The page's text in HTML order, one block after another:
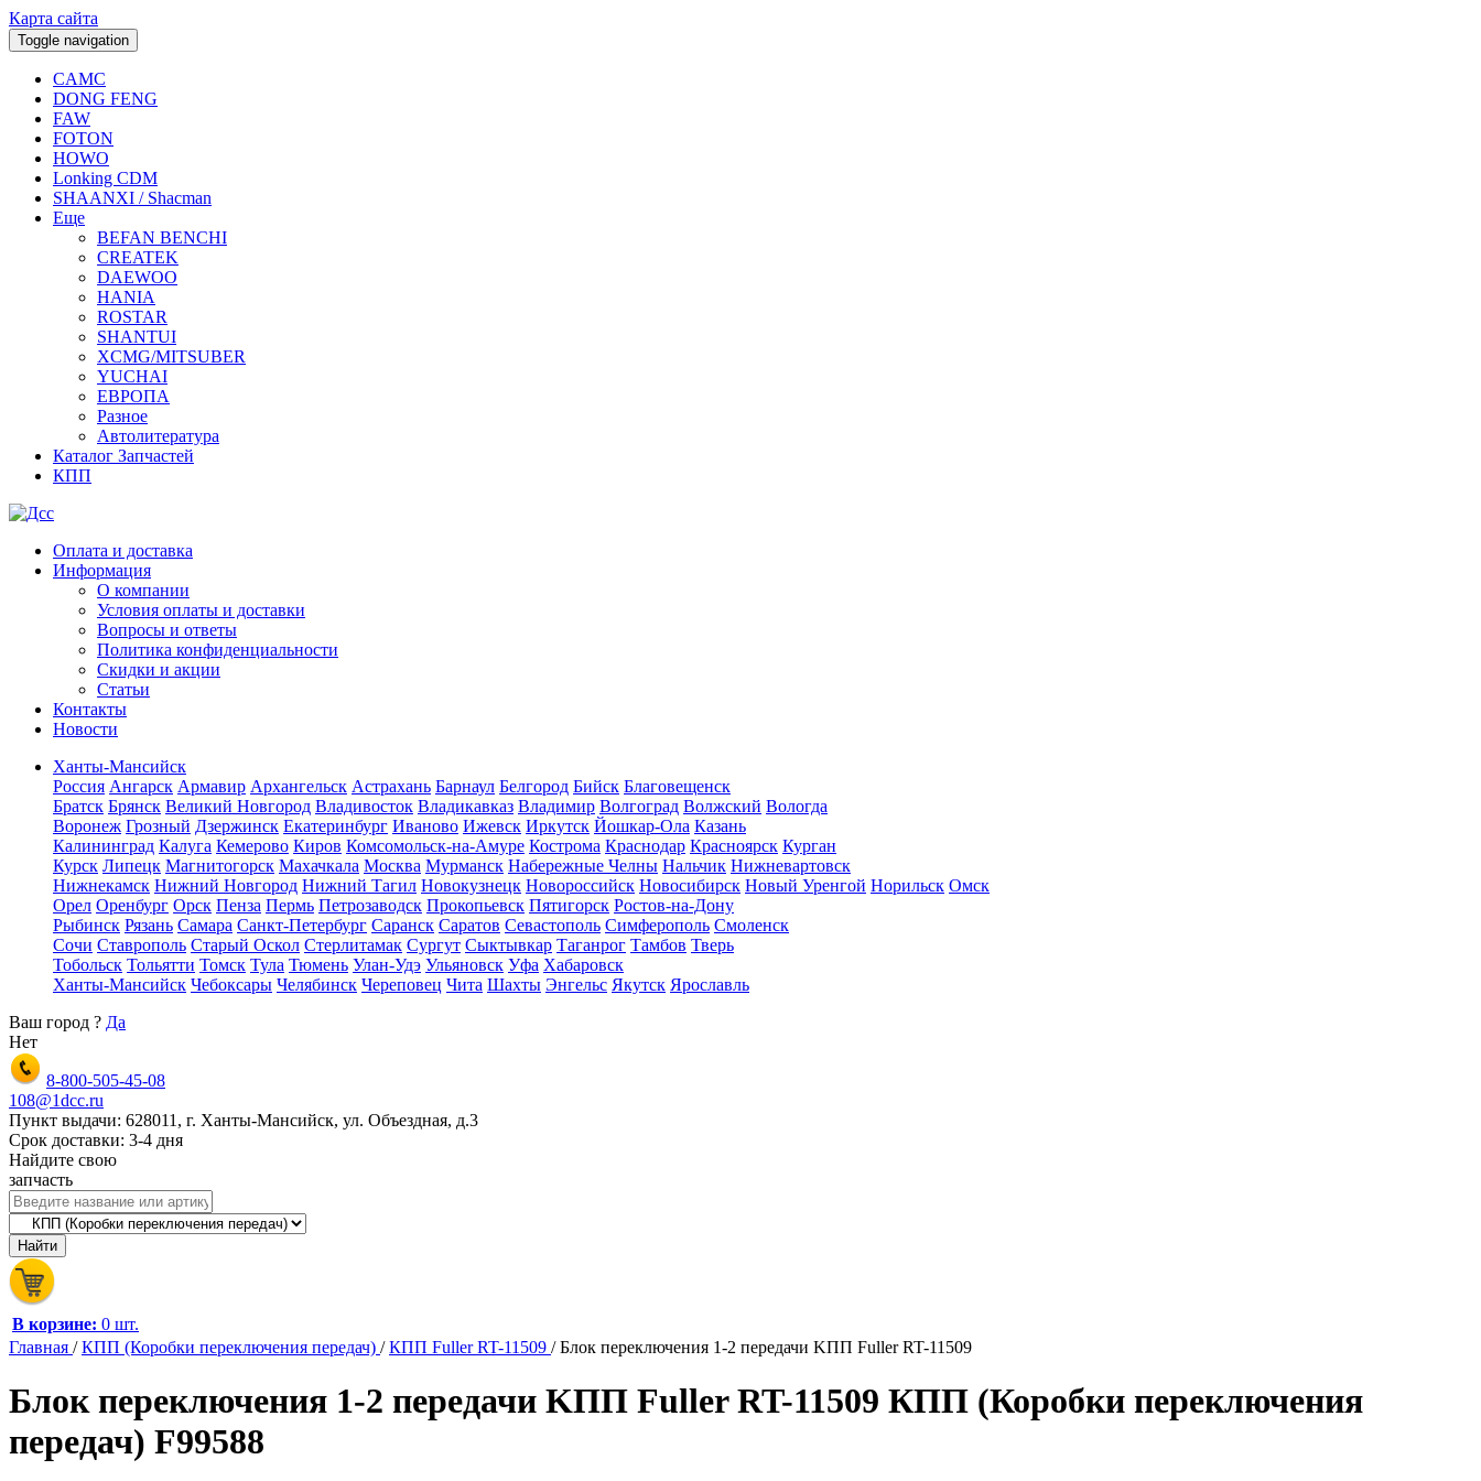
Карта сайта
Toggle navigation
CAMC
DONG FENG
FAW
FOTON
HOWO
Lonking CDM
SHAANXI / Shacman
Еще
BEFAN BENCHI
CREATEK
DAEWOO
HANIA
ROSTAR
SHANTUI
XCMG/MITSUBER
YUCHAI
ЕВРОПА
Разное
Aвтолитература
Каталог Запчастей
КПП
Оплата и доставка
Информация
О компании
Условия оплаты и доставки
Вопросы и ответы
Политика конфиденциальности
Скидки и акции
Статьи
Контакты
Новости
Ханты-Мансийск
Россия Ангарск Армавир Архангельск Астрахань Барнаул Белгород Бийск Благовещенск
Братск Брянск Великий Новгород Владивосток Владикавказ Владимир Волгоград Волжский Вологда
Воронеж Грозный Дзержинск Екатеринбург Иваново Ижевск Иркутск Йошкар-Ола Казань
Калининград Калуга Кемерово Киров Комсомольск-на-Амуре Кострома Краснодар Красноярск Курган
Курск Липецк Магнитогорск Махачкала Москва Мурманск Набережные Челны Нальчик Нижневартовск
Нижнекамск Нижний Новгород Нижний Тагил Новокузнецк Новороссийск Новосибирск Новый Уренгой Норильск Омск
Орел Оренбург Орск Пенза Пермь Петрозаводск Прокопьевск Пятигорск Ростов-на-Дону
Рыбинск Рязань Самара Санкт-Петербург Саранск Саратов Севастополь Симферополь Смоленск
Сочи Ставрополь Старый Оскол Стерлитамак Сургут Сыктывкар Таганрог Тамбов Тверь
Тобольск Тольятти Томск Тула Тюмень Улан-Удэ Ульяновск Уфа Хабаровск
Ханты-Мансийск Чебоксары Челябинск Череповец Чита Шахты Энгельс Якутск Ярославль
Ваш город ? Да
Нет
8-800-505-45-08
108@1dcc.ru
Пункт выдачи: 628011, г. Ханты-Мансийск, ул. Объездная, д.3
Срок доставки: 3-4 дня
Найдите свою
запчасть
В корзине: 0 шт.
Главная /КПП (Коробки переключения передач) /КПП Fuller RT-11509 /Блок переключения 1-2 передачи KПП Fuller RT-11509
Блок переключения 1-2 передачи KПП Fuller RT-11509 КПП (Коробки переключения
передач) F99588